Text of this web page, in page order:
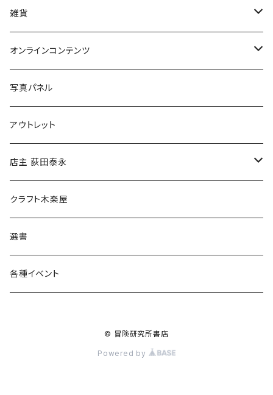
美術
POLEWARDS
Tシャツ
雑貨
バッグ
ブックカバー
マグカップ
傘
食料品
その他
オンラインコンテンツ
冒険クロストーク
写真パネル
アウトレット
店主 荻田泰永
書籍
ウェア
クラフト木楽屋
選書
各種イベント
© 冒険研究所書店
Powered by